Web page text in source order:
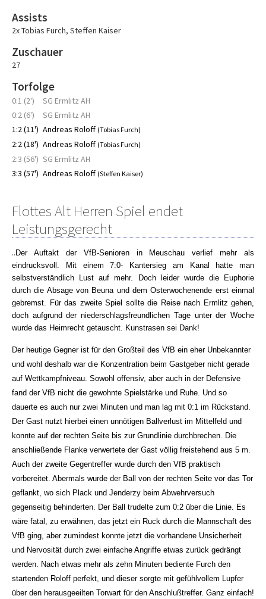
Assists
2x Tobias Furch, Steffen Kaiser
Zuschauer
27
Torfolge
0:1 (2')
SG Ermlitz AH
0:2 (6')
SG Ermlitz AH
1:2 (11') Andreas Roloff (Tobias Furch)
2:2 (18') Andreas Roloff (Tobias Furch)
2:3 (56') SG Ermlitz AH
3:3 (57') Andreas Roloff (Steffen Kaiser)
Flottes Alt Herren Spiel endet
Leistungsgerecht
.. Der Auftakt der VfB-Senioren in Meuschau verlief mehr als
eindrucksvoll. Mit einem 7:0- Kantersieg am Kanal hatte man
selbstverständlich Lust auf mehr. Doch leider wurde die Euphorie
durch die Absage von Beuna und dem Osterwochenende erst einmal
gebremst. Für das zweite Spiel sollte die Reise nach Ermlitz gehen,
doch aufgrund der niederschlagsfreundlichen Tage unter der Woche
wurde das Heimrecht getauscht. Kunstrasen sei Dank!
Der heutige Gegner ist für den Großteil des VfB ein eher Unbekannter
und wohl deshalb war die Konzentration beim Gastgeber nicht gerade
auf Wettkampfniveau. Sowohl offensiv, aber auch in der Defensive
fand der VfB nicht die gewohnte Spielstärke und Ruhe. Und so
dauerte es auch nur zwei Minuten und man lag mit 0:1 im Rückstand.
Der Gast nutzt hierbei einen unnötigen Ballverlust im Mittelfeld und
konnte auf der rechten Seite bis zur Grundlinie durchbrechen. Die
anschließende Flanke verwertete der Gast völlig freistehend aus 5 m.
Auch der zweite Gegentreffer wurde durch den VfB praktisch
vorbereitet. Abermals wurde der Ball von der rechten Seite vor das Tor
geflankt, wo sich Plack und Jenderzy beim Abwehrversuch
gegenseitig behinderten. Der Ball trudelte zum 0:2 über die Linie. Es
wäre fatal, zu erwähnen, das jetzt ein Ruck durch die Mannschaft des
VfB ging, aber zumindest konnte jetzt die vorhandene Unsicherheit
und Nervosität durch zwei einfache Angriffe etwas zurück gedrängt
werden. Nach etwas mehr als zehn Minuten bediente Furch den
startenden Roloff perfekt, und dieser sorgte mit gefühlvollem Lupfer
über den herausgeeilten Torwart für den Anschlußtreffer. Ganz einfach!